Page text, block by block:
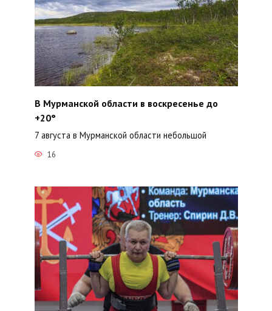
В Мурманской области в воскресенье до
+20°
7 августа в Мурманской области небольшой
16